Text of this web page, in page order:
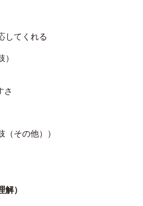
てくれる
さ
その他））
）